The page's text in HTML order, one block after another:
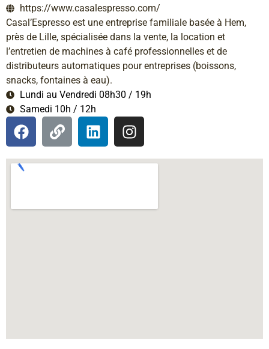
https://www.casalespresso.com/
Casal’Espresso est une entreprise familiale basée à Hem,
près de Lille, spécialisée dans la vente, la location et
l’entretien de machines à café professionnelles et de
distributeurs automatiques pour entreprises (boissons,
snacks, fontaines à eau).
Lundi au Vendredi 08h30 / 19h
Samedi 10h / 12h